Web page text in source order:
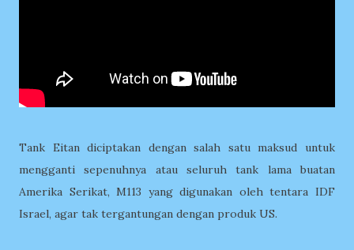
Tank Eitan diciptakan dengan salah satu maksud untuk
mengganti sepenuhnya atau seluruh tank lama buatan
Amerika Serikat, M113 yang digunakan oleh tentara IDF
Israel, agar tak tergantungan dengan produk US.